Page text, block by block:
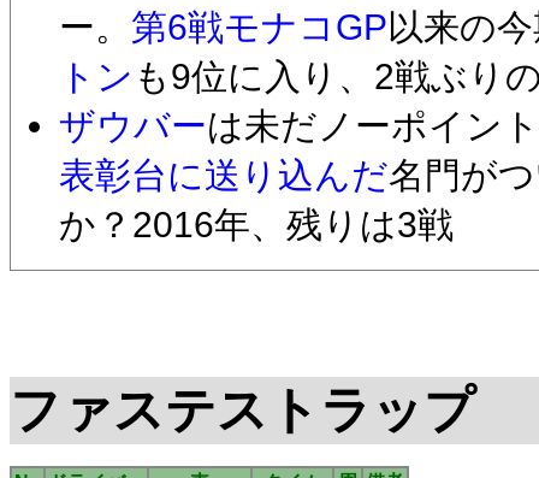
ー。 第6戦モナコGP以来の
トン も9位に入り、2戦ぶり
ザウバーは未だノーポイン
表彰台に送り込んだ名門が
か？2016年、残りは3戦
ファステストラップ